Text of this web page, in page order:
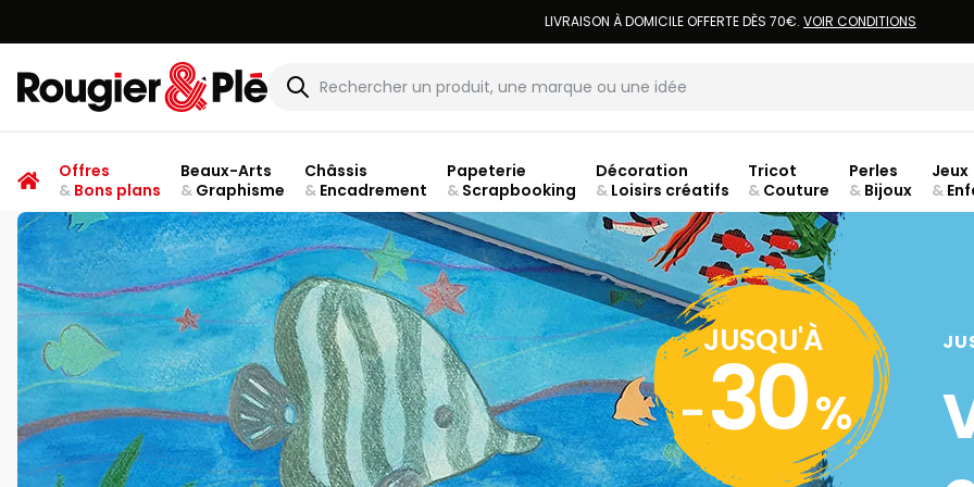
LIVRAISON À DOMICILE OFFERTE DÈS 70€. VOIR CONDITIONS
Rougier & Plé
Offres
&Bons plans
Beaux-Arts
&Graphisme
Châssis
&Encadrement
Papeterie
&Scrapbooking
Décoration
&Loisirs créatifs
Tricot
& Couture
Perles
& Bijoux
Jeux
&
JUSQU'À
-30%